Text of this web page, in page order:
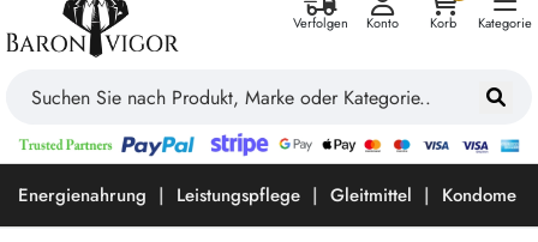
Verfolgen Konto
Korb
Kategorie
Energienahrung Leistungspflege Gleitmittel Kondome